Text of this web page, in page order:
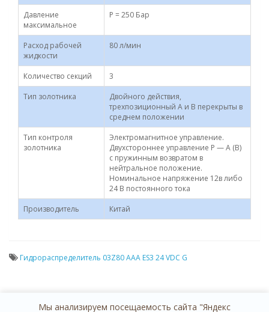
Давление
максимальное
P = 250 Бар
Расход рабочей
жидкости
80 л/мин
Количество секций
3
Тип золотника
Двойного действия,
трехпозиционный A и В перекрыты в
среднем положении
Тип контроля
золотника
Электромагнитное управление.
Двухстороннее управление P — A (B)
с пружинным возвратом в
нейтральное положение.
Номинальное напряжение 12в либо
24 В постоянного тока
Производитель
Китай
Гидрораспределитель 03Z80 AАA ES3 24 VDC G
Мы анализируем посещаемость сайта "Яндекс